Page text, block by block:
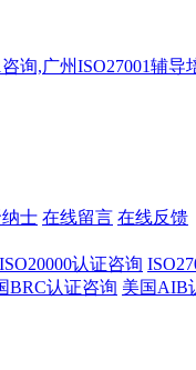
士 在线留言 在线反馈
ISO20000认证咨询
BRC认证咨询 美国AIB